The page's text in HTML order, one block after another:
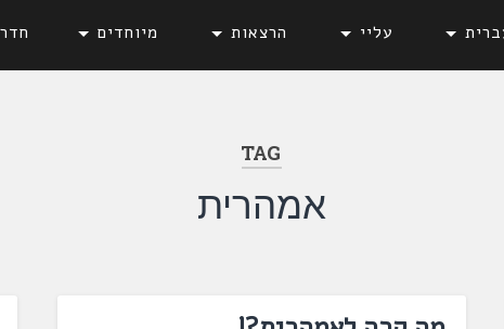
עליי הרצאות מיוחדים
TAG
אמהרית